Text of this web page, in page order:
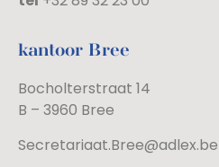
kantoor Bree
Bocholterstraat 14
B – 3960 Bree
Secretariaat.Bree@adlex.be